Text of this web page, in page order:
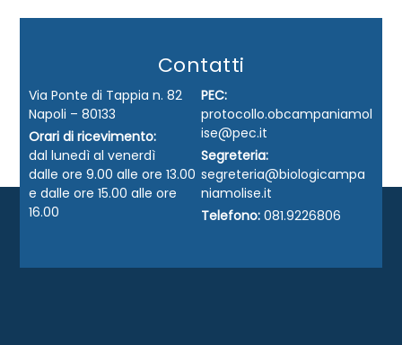
Contatti
Via Ponte di Tappia n. 82
Napoli – 80133
Orari di ricevimento:
dal lunedì al venerdì
dalle ore 9.00 alle ore 13.00
e dalle ore 15.00 alle ore
16.00
PEC:
protocollo.obcampaniamol
ise@pec.it
Segreteria:
segreteria@biologicampa
niamolise.it
Telefono: 081.9226806